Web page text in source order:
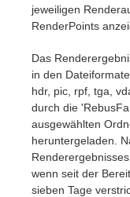
jeweiligen
RenderPoints
Das
in den
hdr, pic, rpf, tga,
durch die
ausgewählten
heruntergeladen.
wenn seit der
sieben Tage